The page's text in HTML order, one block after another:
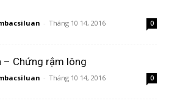
- Tháng 10 14, 2016 0
– Chứng rậm lông
- Tháng 10 14, 2016 0